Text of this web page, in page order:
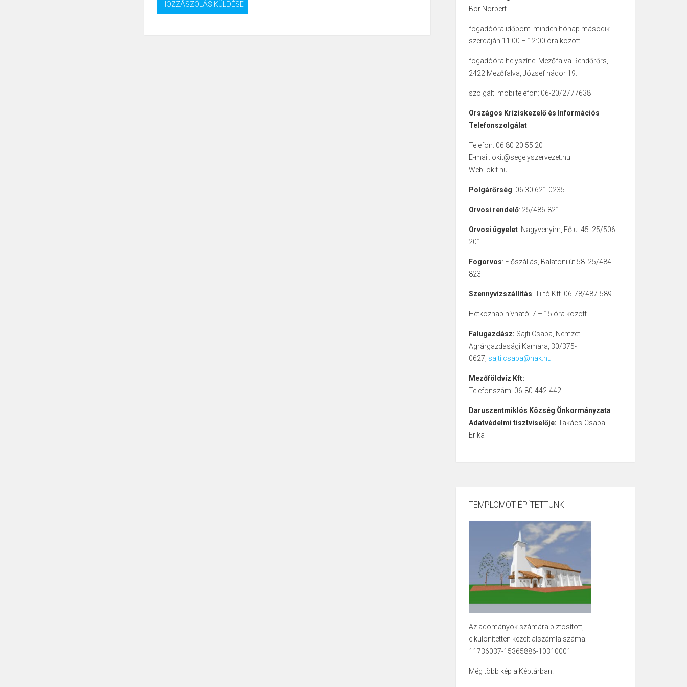
Bor Norbert
fogadóóra időpont: minden hónap második
szerdáján 11:00 – 12:00 óra között!
fogadóóra helyszíne: Mezőfalva Rendőrőrs,
2422 Mezőfalva, József nádor 19.
szolgálti mobiltelefon: 06-20/2777638
Országos Kríziskezelő és Információs
Telefonszolgálat
Telefon: 06 80 20 55 20
E-mail: okit@segelyszervezet.hu
Web: okit.hu
Polgárőrség: 06 30 621 0235
Orvosi rendelő: 25/486-821
Orvosi ügyelet: Nagyvenyim, Fő u. 45. 25/506-
201
Fogorvos: Előszállás, Balatoni út 58. 25/484-
823
Szennyvízszállítás: Ti-tó Kft. 06-78/487-589
Hétköznap hívható: 7 – 15 óra között
Falugazdász: Sajti Csaba, Nemzeti
Agrárgazdasági Kamara, 30/375-
0627, sajti.csaba@nak.hu
Mezőföldvíz Kft:
Telefonszám: 06-80-442-442
Daruszentmiklós Község Önkormányzata
Adatvédelmi tisztviselője: Takács-Csaba
Erika
TEMPLOMOT ÉPÍTETTÜNK
Az adományok számára biztosított,
elkülönítetten kezelt alszámla száma:
11736037-15365886-10310001
Még több kép a Képtárban!